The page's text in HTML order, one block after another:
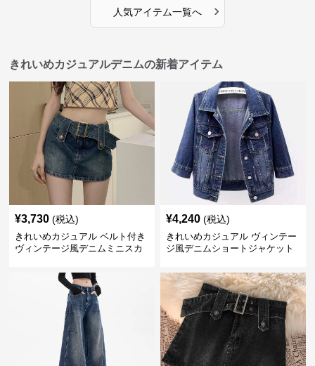
人気アイテム一覧へ ›
きれいめカジュアルデニムの新着アイテム
¥3,730 (税込)
きれいめカジュアル ベルト付き
ヴィンテージ風デニムミニスカ
¥4,240 (税込)
きれいめカジュアル ヴィンテー
ジ風デニムショートジャケット